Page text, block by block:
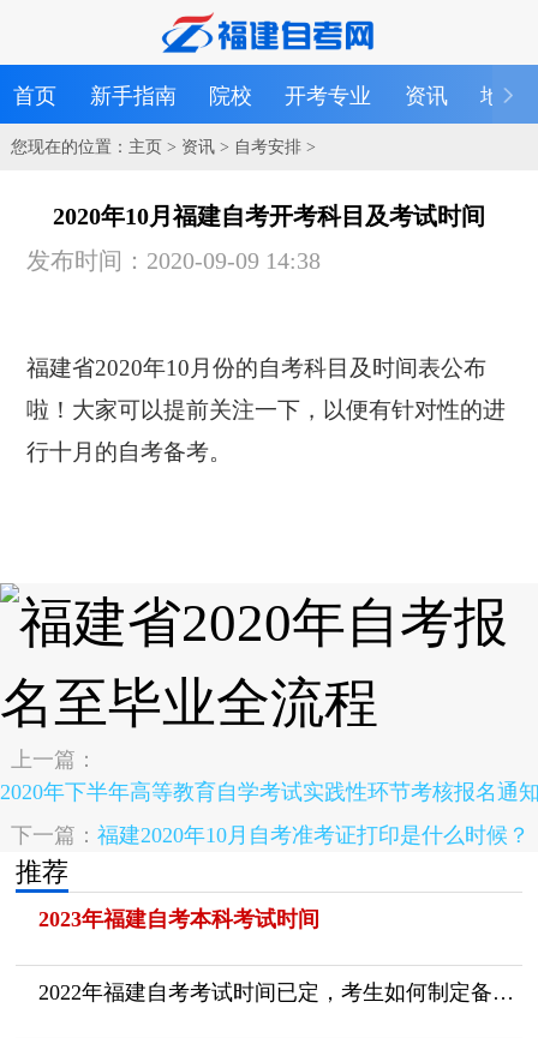
首页 新手指南 院校 开考专业 资讯 地区
您现在的位置： 主页> 资讯> 自考安排>
2020年10月福建自考开考科目及考试时间
发布时间：2020-09-09 14:38
福建省2020年10月份的自考科目及时间表公布
啦！大家可以提前关注一下，以便有针对性的进
行十月的自考备考。
上一篇：
2020年下半年高等教育自学考试实践性环节考核报名通
下一篇：福建2020年10月自考准考证打印是什么时候？
推荐
2023年福建自考本科考试时间
2022年福建自考考试时间已定，考生如何制定备考计划呢？